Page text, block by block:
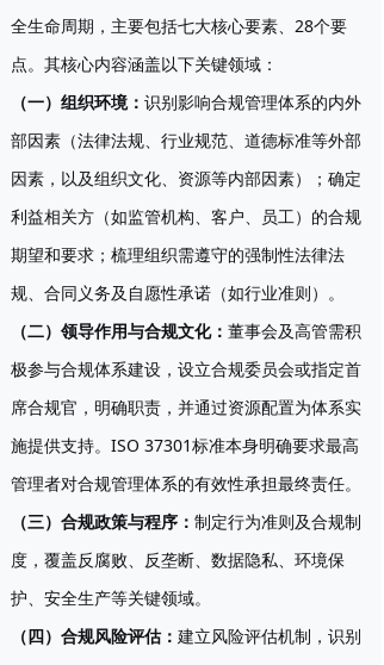
全生命周期，主要包括七大核心要素、28个要
点。其核心内容涵盖以下关键领域：
（一）组织环境： 识别影响合规管理体系的内外
部因素（法律法规、行业规范、道德标准等外部
因素，以及组织文化、资源等内部因素）；确定
利益相关方（如监管机构、客户、员工）的合规
期望和要求；梳理组织需遵守的强制性法律法
规、合同义务及自愿性承诺（如行业准则）。
（二）领导作用与合规文化： 董事会及高管需积
极参与合规体系建设，设立合规委员会或指定首
席合规官，明确职责，并通过资源配置为体系实
施提供支持。ISO 37301标准本身明确要求最高
管理者对合规管理体系的有效性承担最终责任。
（三）合规政策与程序 ： 制定行为准则及合规制
度，覆盖反腐败、反垄断、数据隐私、环境保
护、安全生产等关键领域。
（四）合规风险评估： 建立风险评估机制，识别